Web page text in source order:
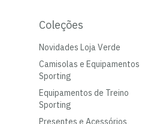
Coleções
Novidades Loja Verde
Camisolas e Equipamentos
Sporting
Equipamentos de Treino
Sporting
Presentes e Acessórios